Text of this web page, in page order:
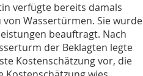
verfügte bereits damals
Wassertürmen. Sie wurde
beauftragt. Nach
der Beklagten legte
Kostenschätzung vor, die